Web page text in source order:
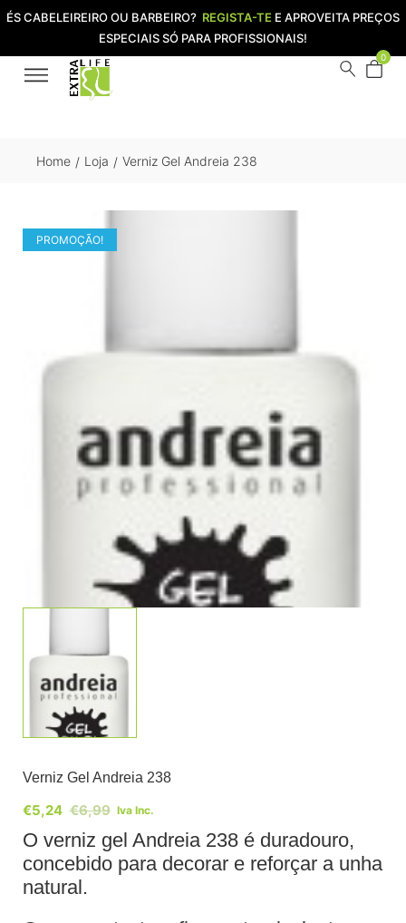
ÉS CABELEIREIRO OU BARBEIRO? REGISTA-TE E APROVEITA PREÇOS
ESPECIAIS SÓ PARA PROFISSIONAIS!
0
Home / Loja / Verniz Gel Andreia 238
PROMOÇÃO!
Verniz Gel Andreia 238
€6,99
€5,24 Iva Inc.
O verniz gel Andreia 238 é duradouro,
concebido para decorar e reforçar a unha
natural.